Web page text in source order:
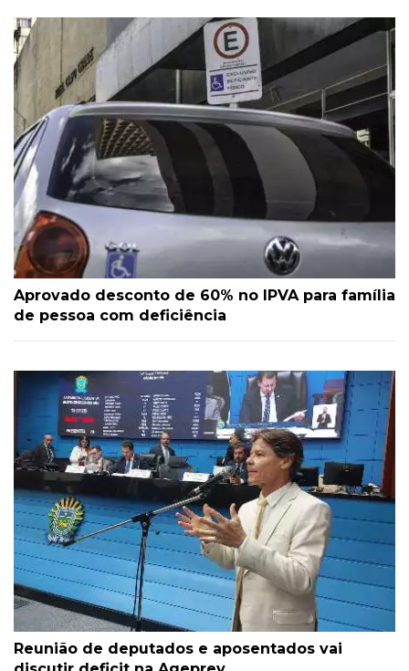
Aprovado desconto de 60% no IPVA para família
de pessoa com deficiência
Reunião de deputados e aposentados vai